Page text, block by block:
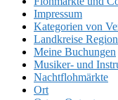
Impressum
Kategorien von
Landkreise
Meine Buchungen
Musiker- und
Nachtflohmärkte
Ort